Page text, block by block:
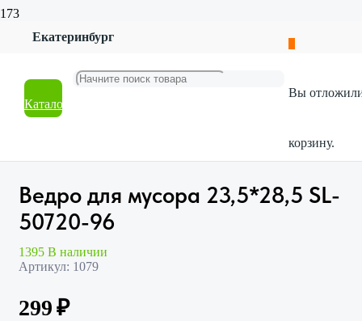
Екатеринбург
Каталог
Вы
корзину.
Хозтовары
Ведро для мусора 23,5*28,5 SL-50720-96
Ведро для мусора 23,5*28,5 SL-
50720-96
1395 В наличии
Артикул: 1079
299₽